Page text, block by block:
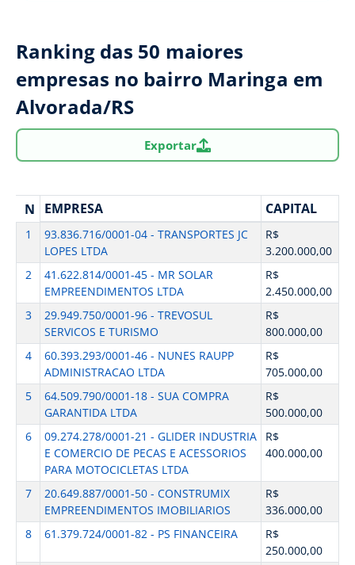
Ranking das 50 maiores
empresas no bairro Maringa em
Alvorada/RS
Exportar
N EMPRESA CAPITAL
1
93.836.716/0001-04 - TRANSPORTES JC
LOPES LTDA
R$
3.200.000,00
2
41.622.814/0001-45 - MR SOLAR
EMPREENDIMENTOS LTDA
R$
2.450.000,00
3
29.949.750/0001-96 - TREVOSUL
SERVICOS E TURISMO
R$
800.000,00
4
60.393.293/0001-46 - NUNES RAUPP
ADMINISTRACAO LTDA
R$
705.000,00
5
64.509.790/0001-18 - SUA COMPRA
GARANTIDA LTDA
R$
500.000,00
6
09.274.278/0001-21 - GLIDER INDUSTRIA
E COMERCIO DE PECAS E ACESSORIOS
PARA MOTOCICLETAS LTDA
R$
400.000,00
7
20.649.887/0001-50 - CONSTRUMIX
EMPREENDIMENTOS IMOBILIARIOS
R$
336.000,00
8
61.379.724/0001-82 - PS FINANCEIRA
R$
250.000,00